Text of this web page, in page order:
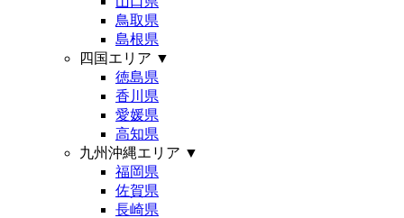
鳥取県
島根県
四国エリア ▼
徳島県
香川県
愛媛県
高知県
九州沖縄エリア ▼
福岡県
佐賀県
長崎県